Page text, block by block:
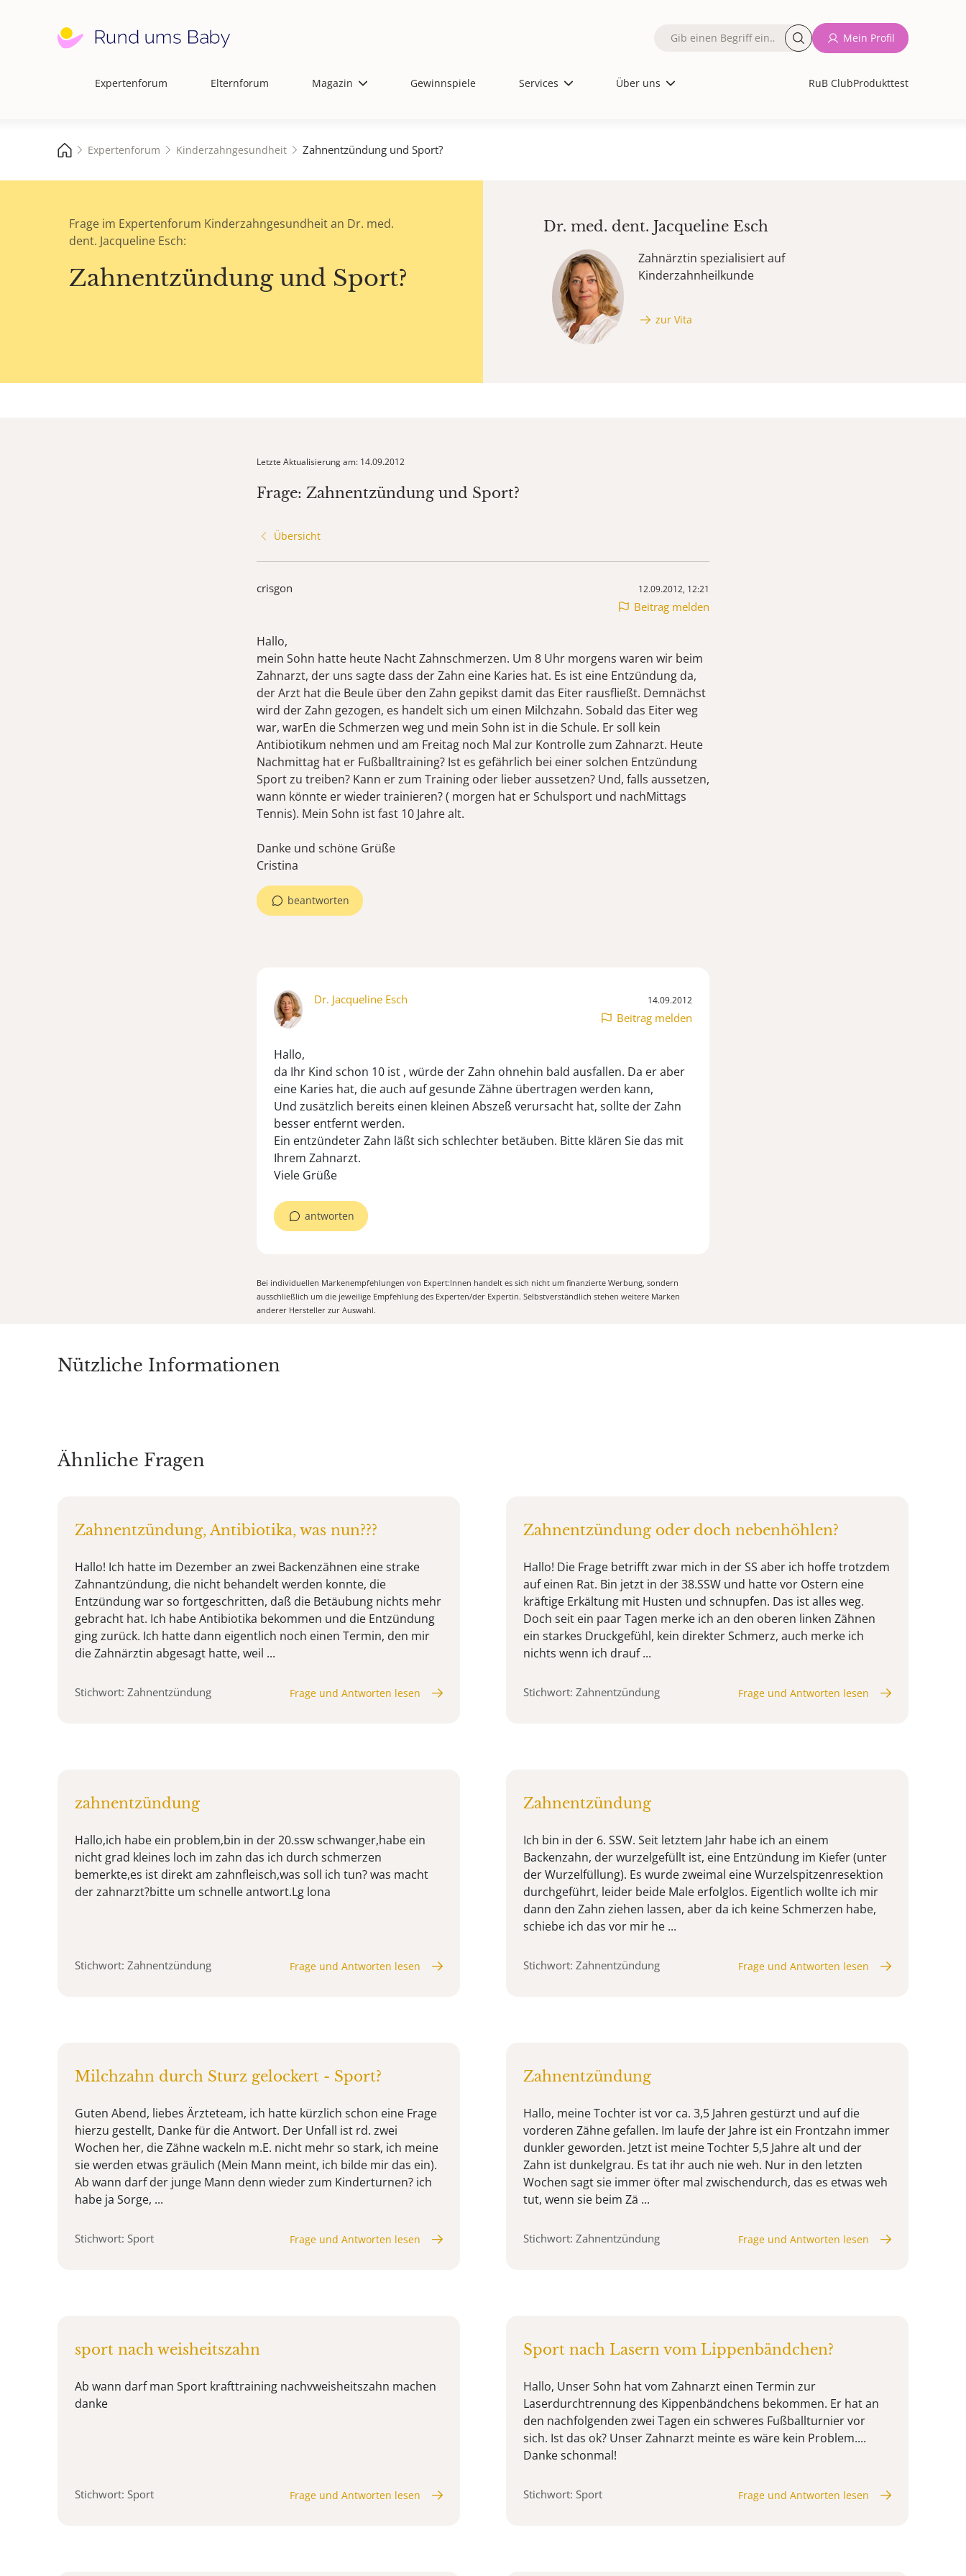
Hauptnavigation
Expertenforum Elternforum Magazin Gewinnspiele Services Über uns RuB ClubProdukttest
Fulltext
Mein Profil
Expertenforum Kinderzahngesundheit Zahnentzündung und Sport?
Frage im Expertenforum Kinderzahngesundheit an Dr. med.
dent. Jacqueline Esch:
Zahnentzündung und Sport?
Dr. med. dent. Jacqueline Esch
Zahnärztin spezialisiert auf
Kinderzahnheilkunde
zur Vita
Letzte Aktualisierung am: 14.09.2012
Frage: Zahnentzündung und Sport?
Übersicht
crisgon 12.09.2012, 12:21
Beitrag melden
Hallo,
mein Sohn hatte heute Nacht Zahnschmerzen. Um 8 Uhr morgens waren wir beim
Zahnarzt, der uns sagte dass der Zahn eine Karies hat. Es ist eine Entzündung da,
der Arzt hat die Beule über den Zahn gepikst damit das Eiter rausfließt. Demnächst
wird der Zahn gezogen, es handelt sich um einen Milchzahn. Sobald das Eiter weg
war, warEn die Schmerzen weg und mein Sohn ist in die Schule. Er soll kein
Antibiotikum nehmen und am Freitag noch Mal zur Kontrolle zum Zahnarzt. Heute
Nachmittag hat er Fußballtraining? Ist es gefährlich bei einer solchen Entzündung
Sport zu treiben? Kann er zum Training oder lieber aussetzen? Und, falls aussetzen,
wann könnte er wieder trainieren? ( morgen hat er Schulsport und nachMittags
Tennis). Mein Sohn ist fast 10 Jahre alt.
Danke und schöne Grüße
Cristina
beantworten
Dr. Jacqueline Esch 14.09.2012
Beitrag melden
Hallo,
da Ihr Kind schon 10 ist , würde der Zahn ohnehin bald ausfallen. Da er aber
eine Karies hat, die auch auf gesunde Zähne übertragen werden kann,
Und zusätzlich bereits einen kleinen Abszeß verursacht hat, sollte der Zahn
besser entfernt werden.
Ein entzündeter Zahn läßt sich schlechter betäuben. Bitte klären Sie das mit
Ihrem Zahnarzt.
Viele Grüße
antworten
Bei individuellen Markenempfehlungen von Expert:Innen handelt es sich nicht um finanzierte Werbung, sondern
ausschließlich um die jeweilige Empfehlung des Experten/der Expertin. Selbstverständlich stehen weitere Marken
anderer Hersteller zur Auswahl.
Nützliche Informationen
Ähnliche Fragen
Zahnentzündung, Antibiotika, was nun???
Hallo! Ich hatte im Dezember an zwei Backenzähnen eine strake
Zahnantzündung, die nicht behandelt werden konnte, die
Entzündung war so fortgeschritten, daß die Betäubung nichts mehr
gebracht hat. Ich habe Antibiotika bekommen und die Entzündung
ging zurück. Ich hatte dann eigentlich noch einen Termin, den mir
die Zahnärztin abgesagt hatte, weil ...
Stichwort: Zahnentzündung Frage und Antworten lesen
Zahnentzündung oder doch nebenhöhlen?
Hallo! Die Frage betrifft zwar mich in der SS aber ich hoffe trotzdem
auf einen Rat. Bin jetzt in der 38.SSW und hatte vor Ostern eine
kräftige Erkältung mit Husten und schnupfen. Das ist alles weg.
Doch seit ein paar Tagen merke ich an den oberen linken Zähnen
ein starkes Druckgefühl, kein direkter Schmerz, auch merke ich
nichts wenn ich drauf ...
Stichwort: Zahnentzündung Frage und Antworten lesen
zahnentzündung
Hallo,ich habe ein problem,bin in der 20.ssw schwanger,habe ein
nicht grad kleines loch im zahn das ich durch schmerzen
bemerkte,es ist direkt am zahnfleisch,was soll ich tun? was macht
der zahnarzt?bitte um schnelle antwort.Lg lona
Stichwort: Zahnentzündung Frage und Antworten lesen
Zahnentzündung
Ich bin in der 6. SSW. Seit letztem Jahr habe ich an einem
Backenzahn, der wurzelgefüllt ist, eine Entzündung im Kiefer (unter
der Wurzelfüllung). Es wurde zweimal eine Wurzelspitzenresektion
durchgeführt, leider beide Male erfolglos. Eigentlich wollte ich mir
dann den Zahn ziehen lassen, aber da ich keine Schmerzen habe,
schiebe ich das vor mir he ...
Stichwort: Zahnentzündung Frage und Antworten lesen
Milchzahn durch Sturz gelockert - Sport?
Guten Abend, liebes Ärzteteam, ich hatte kürzlich schon eine Frage
hierzu gestellt, Danke für die Antwort. Der Unfall ist rd. zwei
Wochen her, die Zähne wackeln m.E. nicht mehr so stark, ich meine
sie werden etwas gräulich (Mein Mann meint, ich bilde mir das ein).
Ab wann darf der junge Mann denn wieder zum Kinderturnen? ich
habe ja Sorge, ...
Stichwort: Sport Frage und Antworten lesen
Zahnentzündung
Hallo, meine Tochter ist vor ca. 3,5 Jahren gestürzt und auf die
vorderen Zähne gefallen. Im laufe der Jahre ist ein Frontzahn immer
dunkler geworden. Jetzt ist meine Tochter 5,5 Jahre alt und der
Zahn ist dunkelgrau. Es tat ihr auch nie weh. Nur in den letzten
Wochen sagt sie immer öfter mal zwischendurch, das es etwas weh
tut, wenn sie beim Zä ...
Stichwort: Zahnentzündung Frage und Antworten lesen
sport nach weisheitszahn
Ab wann darf man Sport krafttraining nachvweisheitszahn machen
danke
Stichwort: Sport Frage und Antworten lesen
Sport nach Lasern vom Lippenbändchen?
Hallo, Unser Sohn hat vom Zahnarzt einen Termin zur
Laserdurchtrennung des Kippenbändchens bekommen. Er hat an
den nachfolgenden zwei Tagen ein schweres Fußballturnier vor
sich. Ist das ok? Unser Zahnarzt meinte es wäre kein Problem....
Danke schonmal!
Stichwort: Sport Frage und Antworten lesen